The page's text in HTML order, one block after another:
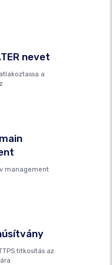
nevet
a
management
titkosítás az